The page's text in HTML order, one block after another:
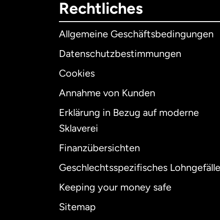
Rechtliches
Allgemeine Geschäftsbedingungen
Datenschutzbestimmungen
Cookies
Annahme von Kunden
Erklärung in Bezug auf moderne
Sklaverei
Finanzübersichten
Geschlechtsspezifisches Lohngefälle
Keeping your money safe
Sitemap